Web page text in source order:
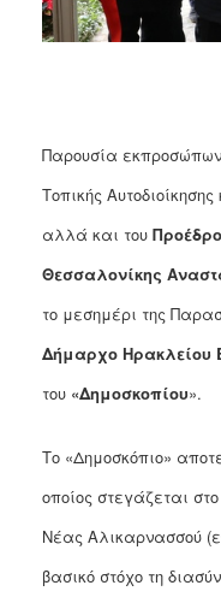
ΑΝΘΕΚΤΙΚΗ
Παρουσία
Τοπικής
αλλά και του
Θεσσαλονίκης
το μεσημέρι της
Δήμαρχο Ηρακλείου
του «Δημοσκοπίου».
Το «Δημοσκόπιο»
οποίος στεγάζεται
Νέας Αλικαρνασσού
βασικό στόχο τη